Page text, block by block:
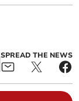
SPREAD THE NEWS